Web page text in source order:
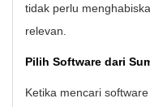
tidak perlu
relevan.
Pilih Software dari
Ketika mencari